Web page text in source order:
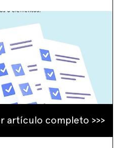
artículo completo >>>